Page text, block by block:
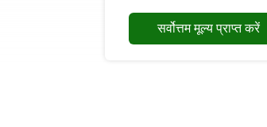
सर्वोत्तम मूल्य प्राप्त करें